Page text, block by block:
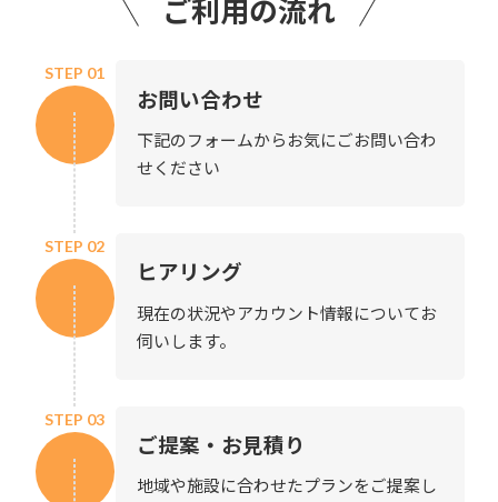
ご利用の流れ
STEP 01
お問い合わせ
下記のフォームからお気にごお問い合わ
せください
STEP 02
ヒアリング
現在の状況やアカウント情報についてお
伺いします。
STEP 03
ご提案・お見積り
地域や施設に合わせたプランをご提案し